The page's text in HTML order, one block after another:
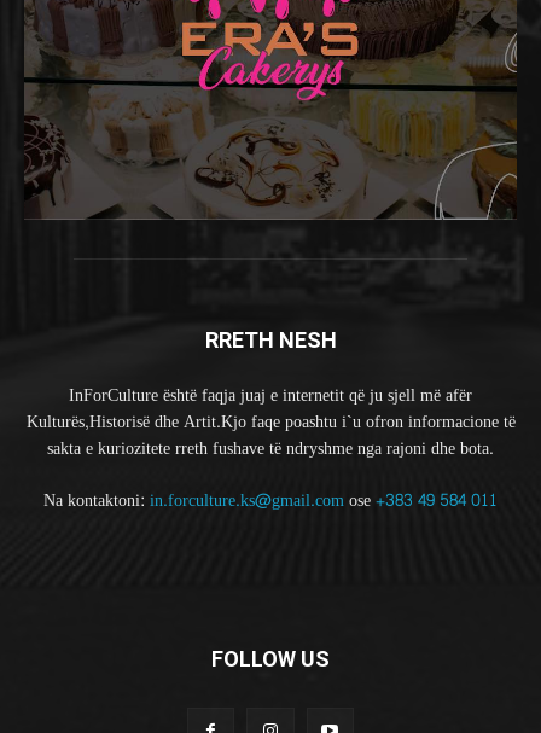
RRETH NESH
InForCulture është faqja juaj e internetit që ju sjell më afër
Kulturës,Historisë dhe Artit.Kjo faqe poashtu i`u ofron informacione të
sakta e kuriozitete rreth fushave të ndryshme nga rajoni dhe bota.
Na kontaktoni: in.forculture.ks@gmail.comose+383 49 584 011
FOLLOW US